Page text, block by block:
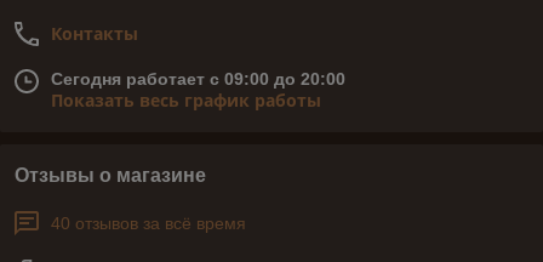
Контакты
Сегодня работает с 09:00 до 20:00
Показать весь график работы
Отзывы о магазине
40 отзывов за всё время